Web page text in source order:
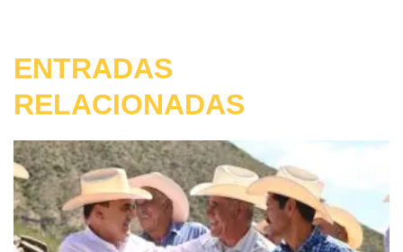
ENTRADAS
RELACIONADAS